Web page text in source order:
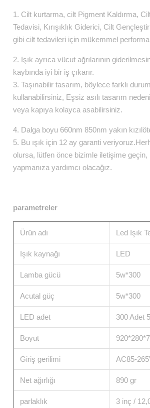
1. Cilt kurtarma, cilt Pigment Kaldırma,
Tedavisi, Kırışıklık Giderici, Cilt
gibi cilt tedavileri için mükemmel
2. Işık ayrıca vücut ağrılarının
kaybında iyi bir iş çıkarır.
3. Taşınabilir tasarım, böylece farklı
kullanabilirsiniz, Eşsiz asılı tasarım
veya kapıya kolayca asabilirsiniz.
4. Dalga boyu 660nm 850nm yakın
5. Bu ışık için 12 ay garanti
olursa, lütfen önce bizimle iletişime
yapmanıza yardımcı olacağız.
parametreler
Ürün adı Led Işık
Işık kaynağı LED
Lamba gücü 5w*300
Acutal güç 5w*300
LED adet 300 Adet
Boyut
Giriş gerilimi AC85-
Net ağırlığı 890 gr
parlaklık 3 inç /